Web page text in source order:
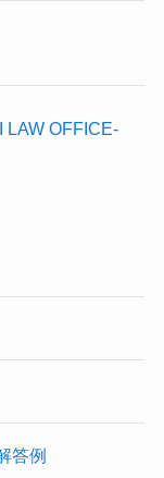
LAW OFFICE-
答例